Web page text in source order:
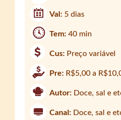
Val: 5 dias
Tem:40 min
Cus: Preço variável
Pre: R$5,00 a
Autor: Doce, sal e
Canal: Doce, sal e